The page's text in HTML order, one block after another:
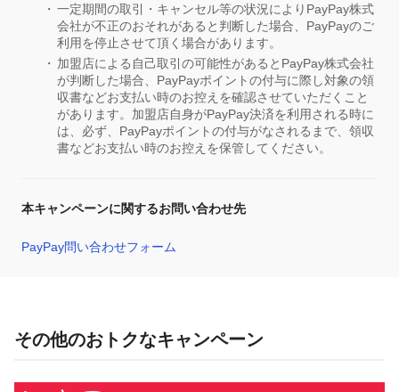
一定期間の取引・キャンセル等の状況によりPayPay株式
会社が不正のおそれがあると判断した場合、PayPayのご
利用を停止させて頂く場合があります。
加盟店による自己取引の可能性があるとPayPay株式会社
が判断した場合、PayPayポイントの付与に際し対象の領
収書などお支払い時のお控えを確認させていただくこと
があります。加盟店自身がPayPay決済を利用される時に
は、必ず、PayPayポイントの付与がなされるまで、領収
書などお支払い時のお控えを保管してください。
本キャンペーンに関するお問い合わせ先
PayPay問い合わせフォーム
その他のおトクなキャンペーン